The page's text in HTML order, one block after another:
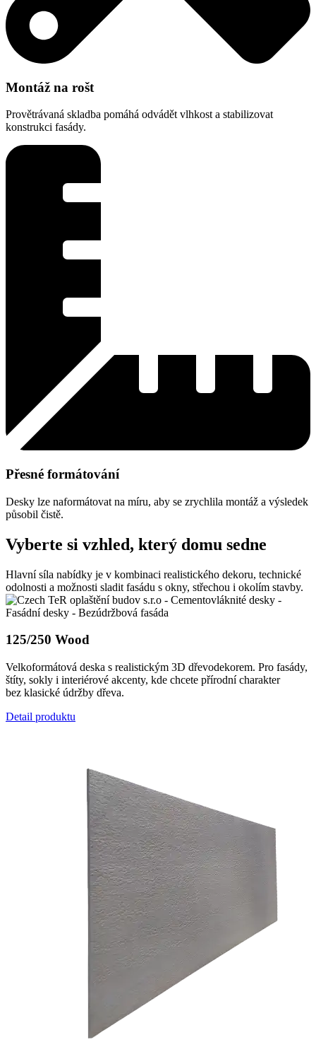
Montáž na rošt
Provětrávaná skladba pomáhá odvádět vlhkost a stabilizovat
konstrukci fasády.
Přesné formátování
Desky lze naformátovat na míru, aby se zrychlila montáž a výsledek
působil čistě.
Vyberte si vzhled, který domu sedne
Hlavní síla nabídky je v kombinaci realistického dekoru, technické
odolnosti a možnosti sladit fasádu s okny, střechou i okolím stavby.
125/250 Wood
Velkoformátová deska s realistickým 3D dřevodekorem. Pro fasády,
štíty, sokly i interiérové akcenty, kde chcete přírodní charakter
bez klasické údržby dřeva.
Detail produktu